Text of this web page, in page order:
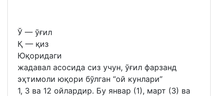
Ў — ўғил
Қ — қиз
Юқоридаги
жадавал асосида сиз учун, ўғил фарзанд
эҳтимоли юқори бўлган “ой кунлари”
1, 3 ва 12 ойлардир. Бу январ (1), март (3) ва